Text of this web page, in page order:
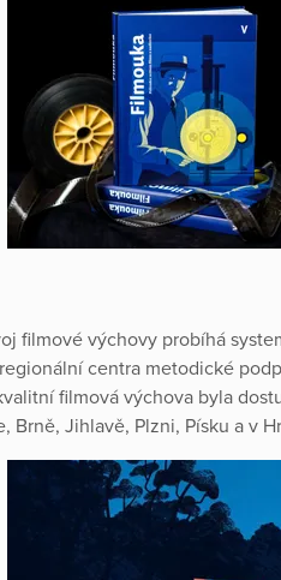
filmové výchovy probíhá
centra metodické
filmová výchova byla
Brně, Jihlavě, Plzni, Písku a v